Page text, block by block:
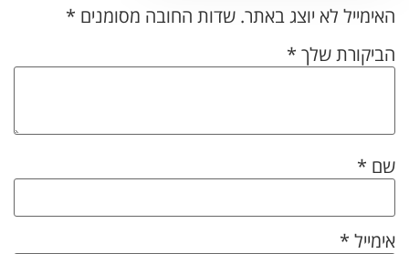
האימייל לא יוצג באתר. שדות החובה מסומנים *
הביקורת שלך *
שם *
אימייל *